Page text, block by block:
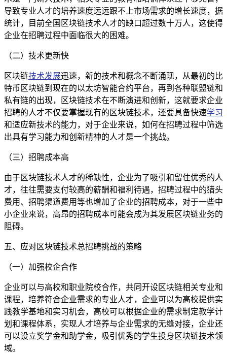
导致专业人才的培养速度远远跟不上市场需求的增长速度，据
统计，目前全国区块链技术人才的缺口超过数十万人，这使得
企业在招聘过程中面临很大的困难。
（二）技术更新快
区块链技术发展迅速，新的技术和概念不断涌现，从最初的比
特币区块链到现在的以太坊智能合约平台，再到各种联盟链和
私有链的出现，区块链技术在不断演进和创新，这就要求企业
招聘的人才不仅要掌握现有的区块链技术，还要具备快速学习
和适应新技术的能力，对于企业来说，如何在招聘过程中筛选
出具有学习能力和创新精神的人才是一个挑战。
（三）招聘成本高
由于区块链技术人才的稀缺性，企业为了吸引和留住优秀的人
才，往往需要支付较高的薪酬和福利待遇，招聘过程中的猎头
费用、招聘渠道费用等也增加了企业的招聘成本，对于一些中
小企业来说，高昂的招聘成本可能会成为其发展区块链业务的
阻碍。
五、应对区块链技术总招聘挑战的策略
（一）加强校企合作
企业可以与高校和职业院校合作，共同开设区块链相关专业和
课程，培养符合企业需求的专业人才，企业可以为高校提供实
践教学基地和实习机会，高校可以根据企业的需求制定教学计
划和课程体系，实现人才培养与企业需求的无缝对接，企业还
可以设立奖学金和助学金，吸引优秀的学生投身区块链技术领
域。